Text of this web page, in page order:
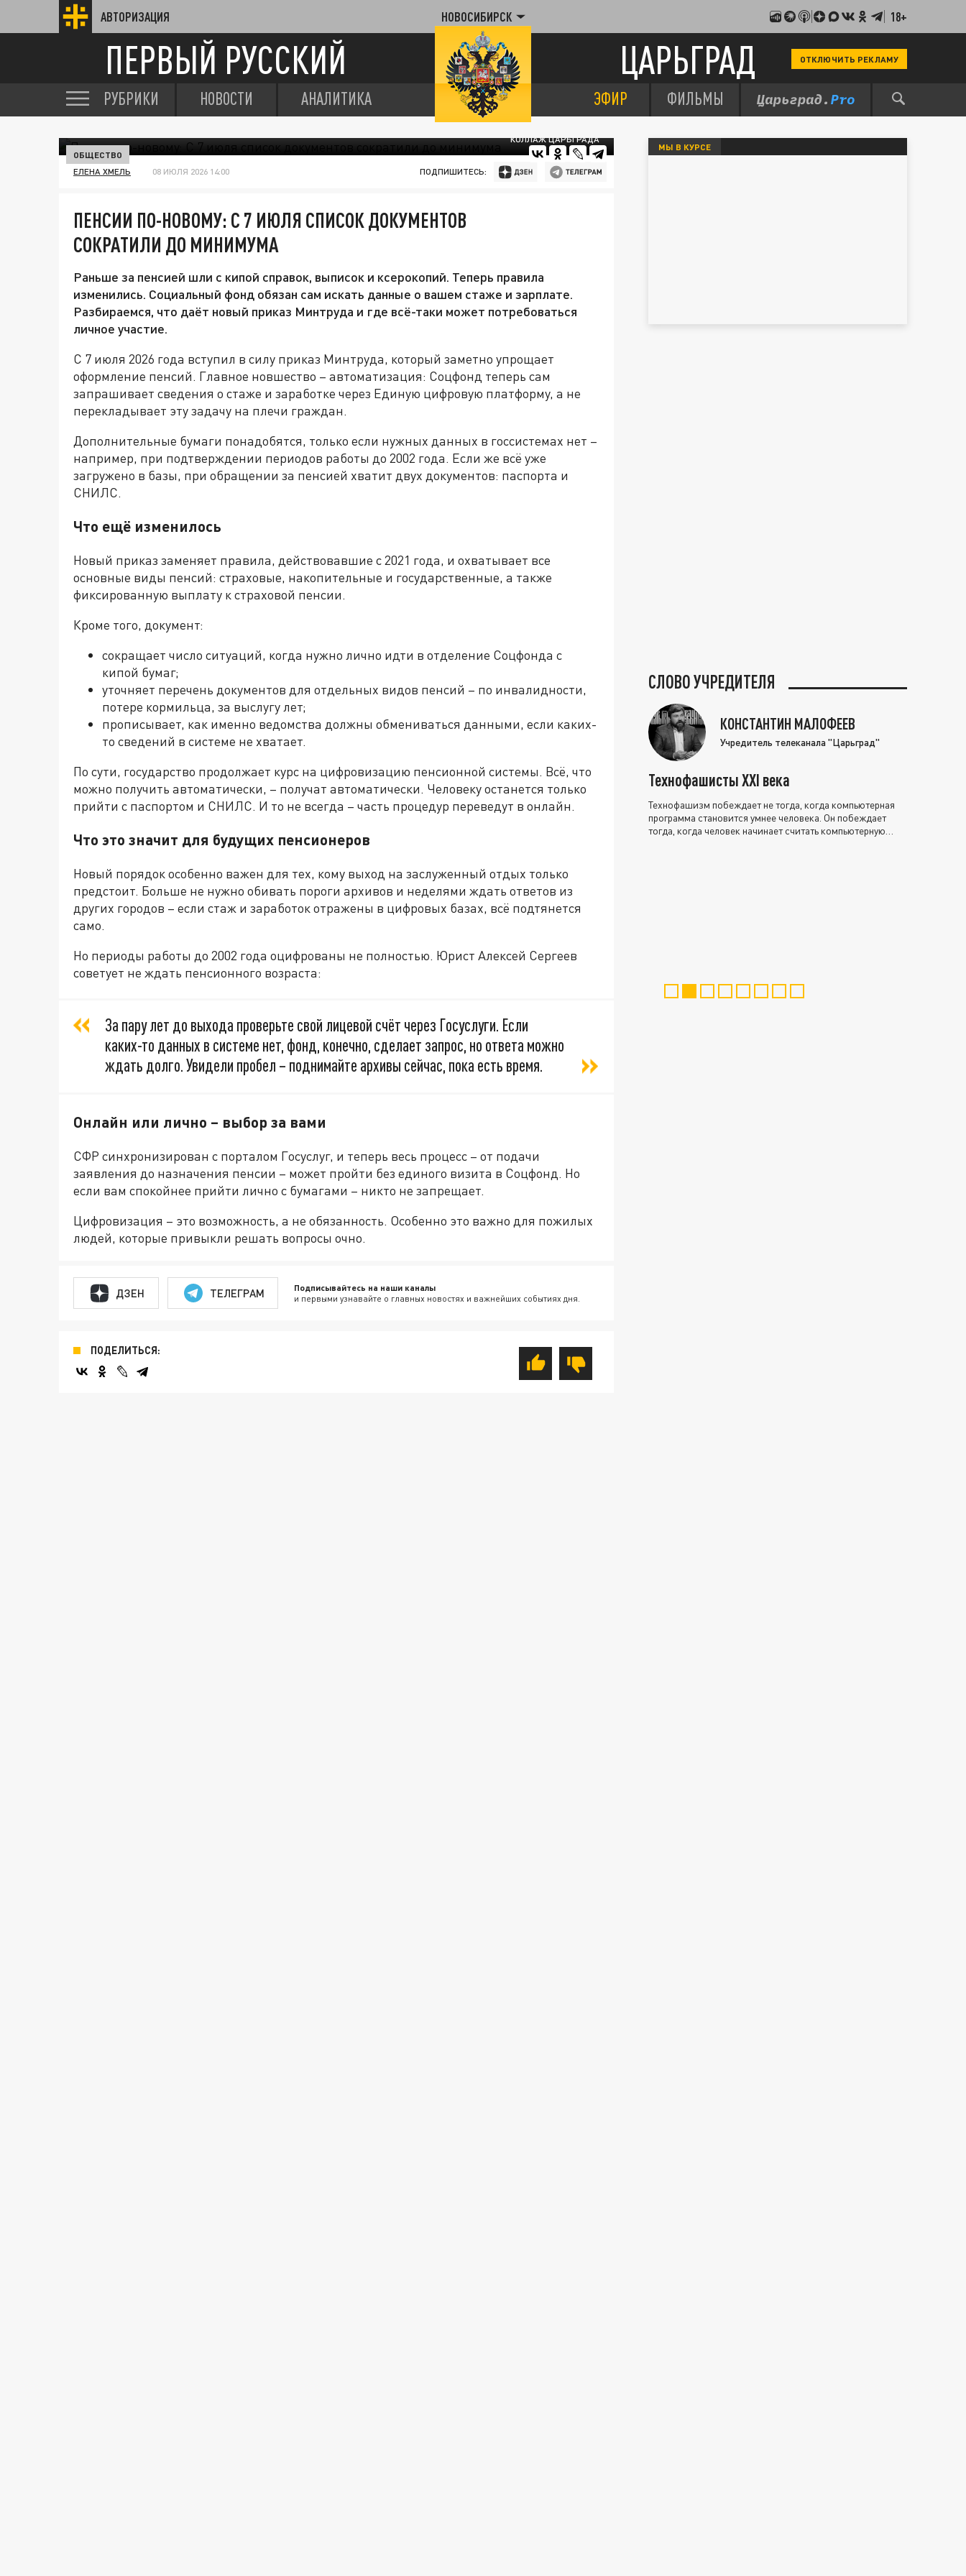
АВТОРИЗАЦИЯ НОВОСИБИРСК 18+
ПЕРВЫЙ РУССКИЙ ЦАРЬГРАД ОТКЛЮЧИТЬ РЕКЛАМУ
РУБРИКИ НОВОСТИ АНАЛИТИКА ЭФИР ФИЛЬМЫ
КОЛЛАЖ ЦАРЬГРАДА
ОБЩЕСТВО
ЕЛЕНА ХМЕЛЬ 08 ИЮЛЯ 2026 14:00 ПОДПИШИТЕСЬ:
ПЕНСИИ ПО-НОВОМУ: С 7 ИЮЛЯ СПИСОК ДОКУМЕНТОВ
СОКРАТИЛИ ДО МИНИМУМА
Раньше за пенсией шли с кипой справок, выписок и ксерокопий. Теперь правила
изменились. Социальный фонд обязан сам искать данные о вашем стаже и зарплате.
Разбираемся, что даёт новый приказ Минтруда и где всё-таки может потребоваться
личное участие.
С 7 июля 2026 года вступил в силу приказ Минтруда, который заметно упрощает
оформление пенсий. Главное новшество – автоматизация: Соцфонд теперь сам
запрашивает сведения о стаже и заработке через Единую цифровую платформу, а не
перекладывает эту задачу на плечи граждан.
Дополнительные бумаги понадобятся, только если нужных данных в госсистемах нет –
например, при подтверждении периодов работы до 2002 года. Если же всё уже
загружено в базы, при обращении за пенсией хватит двух документов: паспорта и
СНИЛС.
Что ещё изменилось
Новый приказ заменяет правила, действовавшие с 2021 года, и охватывает все
основные виды пенсий: страховые, накопительные и государственные, а также
фиксированную выплату к страховой пенсии.
Кроме того, документ:
сокращает число ситуаций, когда нужно лично идти в отделение Соцфонда с
кипой бумаг;
уточняет перечень документов для отдельных видов пенсий – по инвалидности,
потере кормильца, за выслугу лет;
прописывает, как именно ведомства должны обмениваться данными, если каких-
то сведений в системе не хватает.
По сути, государство продолжает курс на цифровизацию пенсионной системы. Всё, что
можно получить автоматически, – получат автоматически. Человеку останется только
прийти с паспортом и СНИЛС. И то не всегда – часть процедур переведут в онлайн.
Что это значит для будущих пенсионеров
Новый порядок особенно важен для тех, кому выход на заслуженный отдых только
предстоит. Больше не нужно обивать пороги архивов и неделями ждать ответов из
других городов – если стаж и заработок отражены в цифровых базах, всё подтянется
само.
Но периоды работы до 2002 года оцифрованы не полностью. Юрист Алексей Сергеев
советует не ждать пенсионного возраста:
За пару лет до выхода проверьте свой лицевой счёт через Госуслуги. Если
каких-то данных в системе нет, фонд, конечно, сделает запрос, но ответа можно
ждать долго. Увидели пробел – поднимайте архивы сейчас, пока есть время.
Онлайн или лично – выбор за вами
СФР синхронизирован с порталом Госуслуг, и теперь весь процесс – от подачи
заявления до назначения пенсии – может пройти без единого визита в Соцфонд. Но
если вам спокойнее прийти лично с бумагами – никто не запрещает.
Цифровизация – это возможность, а не обязанность. Особенно это важно для пожилых
людей, которые привыкли решать вопросы очно.
ДЗЕН ТЕЛЕГРАМ Подписывайтесь на наши каналы
и первыми узнавайте о главных новостях и важнейших событиях дня.
ПОДЕЛИТЬСЯ:
МЫ В КУРСЕ
СЛОВО УЧРЕДИТЕЛЯ
КОНСТАНТИН МАЛОФЕЕВ
Учредитель телеканала "Царьград"
Технофашисты XXI века
Технофашизм побеждает не тогда, когда компьютерная
программа становится умнее человека. Он побеждает
тогда, когда человек начинает считать компьютерную